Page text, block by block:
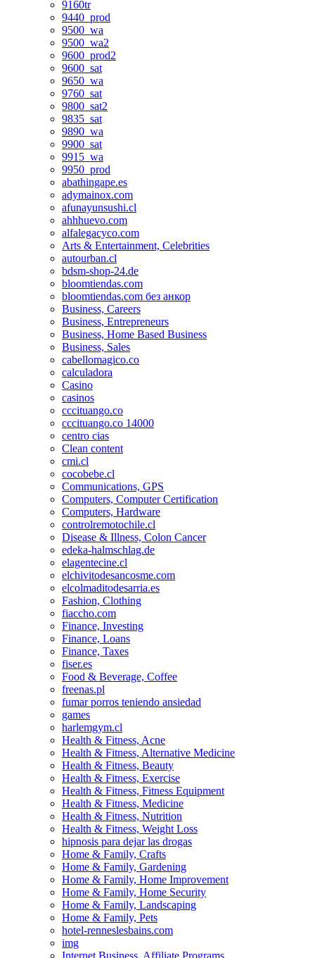
9160tr
9440_prod
9500_wa
9500_wa2
9600_prod2
9600_sat
9650_wa
9760_sat
9800_sat2
9835_sat
9890_wa
9900_sat
9915_wa
9950_prod
abathingape.es
adymainox.com
afunayunsushi.cl
ahhhuevo.com
alfalegacyco.com
Arts & Entertainment, Celebrities
autourban.cl
bdsm-shop-24.de
bloomtiendas.com
bloomtiendas.com без анкор
Business, Careers
Business, Entrepreneurs
Business, Home Based Business
Business, Sales
cabellomagico.co
calculadora
Casino
casinos
cccituango.co
cccituango.co 14000
centro cias
Clean content
cmi.cl
cocobebe.cl
Communications, GPS
Computers, Computer Certification
Computers, Hardware
controlremotochile.cl
Disease & Illness, Colon Cancer
edeka-halmschlag.de
elagentecine.cl
elchivitodesancosme.com
elcolmaditodesarria.es
Fashion, Clothing
fiaccho.com
Finance, Investing
Finance, Loans
Finance, Taxes
fiser.es
Food & Beverage, Coffee
freenas.pl
fumar porros teniendo ansiedad
games
harlemgym.cl
Health & Fitness, Acne
Health & Fitness, Alternative Medicine
Health & Fitness, Beauty
Health & Fitness, Exercise
Health & Fitness, Fitness Equipment
Health & Fitness, Medicine
Health & Fitness, Nutrition
Health & Fitness, Weight Loss
hipnosis para dejar las drogas
Home & Family, Crafts
Home & Family, Gardening
Home & Family, Home Improvement
Home & Family, Home Security
Home & Family, Landscaping
Home & Family, Pets
hotel-renneslesbains.com
img
Internet Business, Affiliate Programs